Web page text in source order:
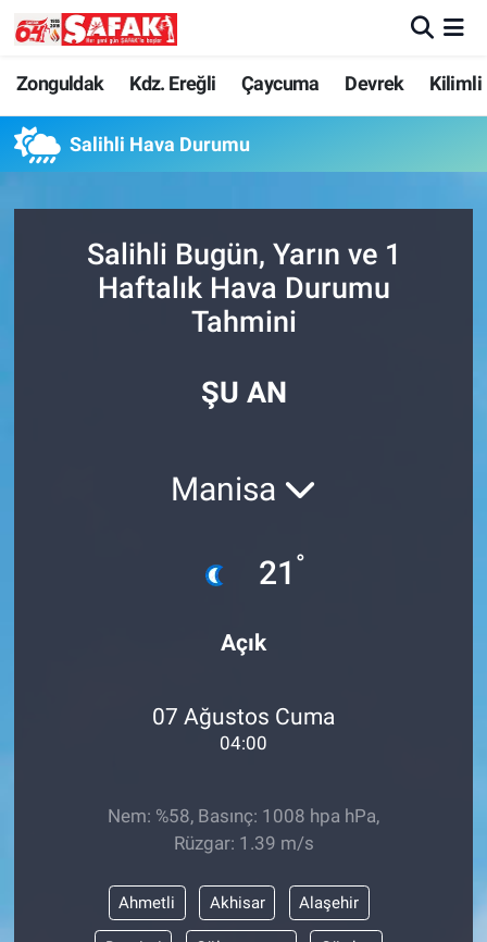
Zonguldak Kdz. Ereğli Çaycuma Devrek Kilimli
Salihli Hava Durumu
Salihli Bugün, Yarın ve 1
Haftalık Hava Durumu
Tahmini
ŞU AN
Manisa
21 °
Açık
07 Ağustos Cuma
04:00
Nem: %58, Basınç: 1008 hpa hPa,
Rüzgar: 1.39 m/s
Ahmetli Akhisar Alaşehir
Zonguldak
Kdz. Ereğli
Devrek
Kilimli
Zonguldak Nöbetçi Eczaneler
Zonguldak Hava Durumu
Zonguldak Trafik Yoğunluk Haritası
Süper Lig Puan Durumu ve Fikstür
Son Dakika Haberleri